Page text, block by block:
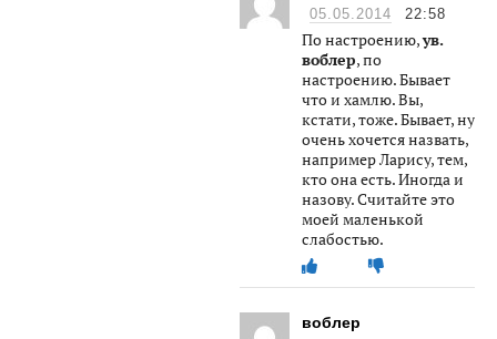
05.05.2014 22:58
По настроению,ув.
воблер, по
настроению. Бывает
что и хамлю. Вы,
кстати, тоже. Бывает, ну
очень хочется назвать,
например Ларису, тем,
кто она есть. Иногда и
назову. Считайте это
моей маленькой
слабостью.
воблер